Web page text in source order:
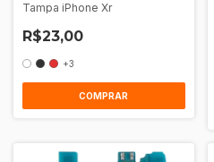
Tampa iPhone Xr
R$23,00
+3
COMPRAR